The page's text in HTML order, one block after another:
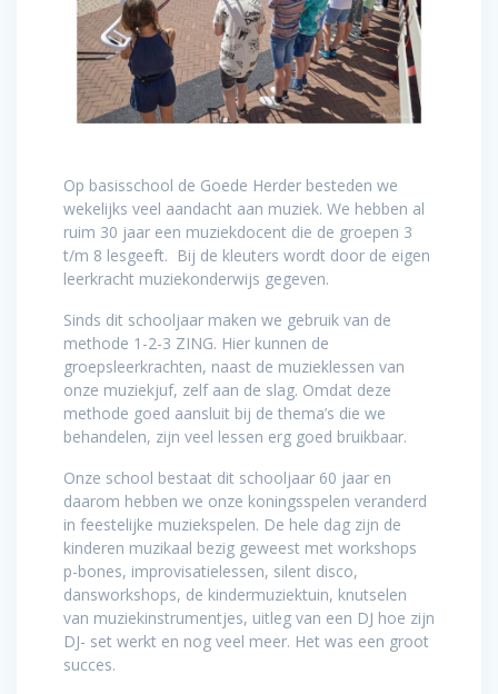
Op basisschool de Goede Herder besteden we
wekelijks veel aandacht aan muziek. We hebben al
ruim 30 jaar een muziekdocent die de groepen 3
t/m 8 lesgeeft. Bij de kleuters wordt door de eigen
leerkracht muziekonderwijs gegeven.
Sinds dit schooljaar maken we gebruik van de
methode 1-2-3 ZING. Hier kunnen de
groepsleerkrachten, naast de muzieklessen van
onze muziekjuf, zelf aan de slag. Omdat deze
methode goed aansluit bij de thema’s die we
behandelen, zijn veel lessen erg goed bruikbaar.
Onze school bestaat dit schooljaar 60 jaar en
daarom hebben we onze koningsspelen veranderd
in feestelijke muziekspelen. De hele dag zijn de
kinderen muzikaal bezig geweest met workshops
p-bones, improvisatielessen, silent disco,
dansworkshops, de kindermuziektuin, knutselen
van muziekinstrumentjes, uitleg van een DJ hoe zijn
DJ- set werkt en nog veel meer. Het was een groot
succes.